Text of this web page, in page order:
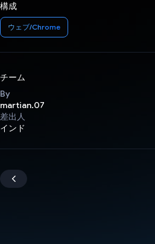
構成
ウェブ/Chrome
チーム
By
martian.07
差出人
インド